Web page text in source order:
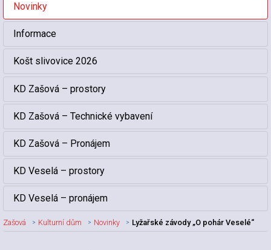
Novinky
Informace
Košt slivovice 2026
KD Zašová – prostory
KD Zašová – Technické vybavení
KD Zašová – Pronájem
KD Veselá – prostory
KD Veselá – pronájem
Zašová Kulturní dům Novinky Lyžařské závody „O pohár Veselé“